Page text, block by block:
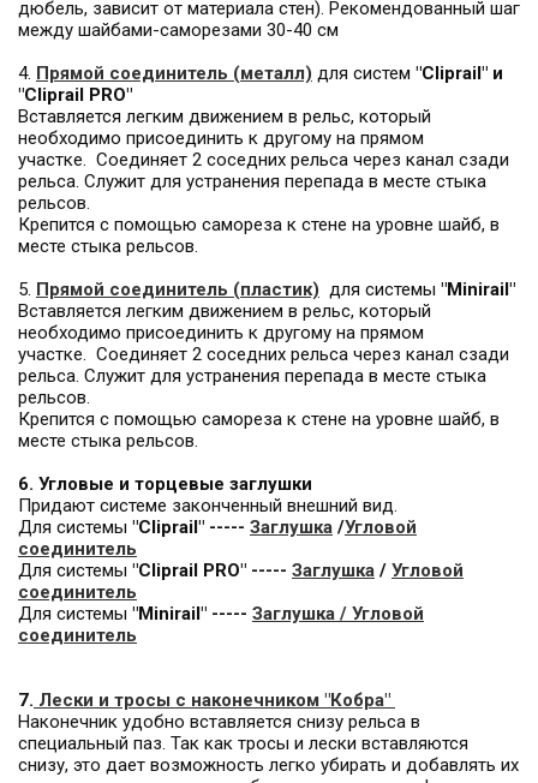
дюбель, зависит от материала стен). Рекомендованный шаг
между шайбами-саморезами 30-40 см
4. Прямой соединитель (металл) для систем "Cliprail" и
"Cliprail PRO"
Вставляется легким движением в рельс, который
необходимо присоединить к другому на прямом
участке. Соединяет 2 соседних рельса через канал сзади
рельса. Служит для устранения перепада в месте стыка
рельсов.
Крепится с помощью самореза к стене на уровне шайб, в
месте стыка рельсов.
5. Прямой соединитель (пластик) для системы "Minirail"
Вставляется легким движением в рельс, который
необходимо присоединить к другому на прямом
участке. Соединяет 2 соседних рельса через канал сзади
рельса. Служит для устранения перепада в месте стыка
рельсов.
Крепится с помощью самореза к стене на уровне шайб, в
месте стыка рельсов.
6. Угловые и торцевые заглушки
Придают системе законченный внешний вид.
Для системы "Cliprail" ----- Заглушка /Угловой
соединитель
Для системы "Cliprail PRO" ----- Заглушка / Угловой
соединитель
Для системы "Minirail" ----- Заглушка / Угловой
соединитель
7. Лески и тросы с наконечником "Кобра"
Наконечник удобно вставляется снизу рельса в
специальный паз. Так как тросы и лески вставляются
снизу, это дает возможность легко убирать и добавлять их